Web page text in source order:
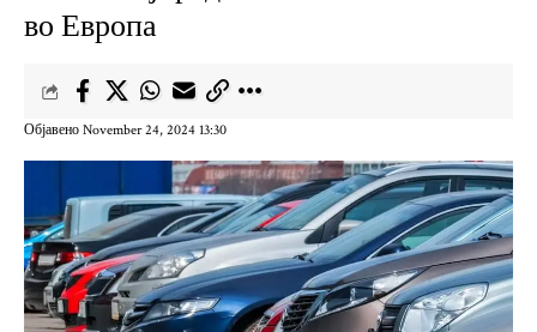
во Европа
Објавено November 24, 2024 13:30